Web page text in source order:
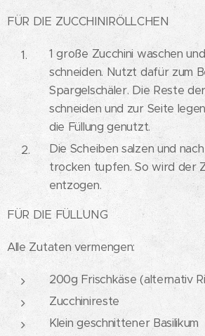
FÜR DIE ZUCCHINIRÖLLCHEN
1 große Zucchini waschen
schneiden. Nutzt dafür zum
Spargelschäler. Die Reste
schneiden und zur Seite
die Füllung genutzt.
Die Scheiben salzen und
trocken tupfen. So wird der
entzogen.
FÜR DIE FÜLLUNG
Alle Zutaten vermengen:
200g Frischkäse (alternativ
Zucchinireste
Klein geschnittener Basilikum